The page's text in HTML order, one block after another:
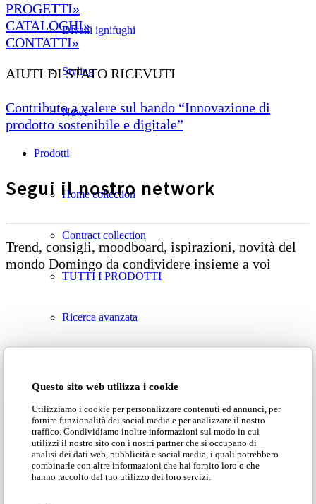
Questo sito web utilizza i cookie
Utilizziamo i cookie per personalizzare contenuti ed annunci, per
fornire funzionalità dei social media e per analizzare il nostro
traffico. Condividiamo inoltre informazioni sul modo in cui
utilizzi il nostro sito con i nostri partner che si occupano di
analisi dei dati web, pubblicità e social media, i quali potrebbero
combinarle con altre informazioni che hai fornito loro o che
hanno raccolto dal tuo utilizzo dei loro servizi.
Divani ignifughi
Styling
News
Prodotti
Home collection
Contract collection
TUTTI I PRODOTTI
Ricerca avanzata
Groove
Tracks
PROGETTI»
CATALOGHI»
CONTATTI»
AIUTI DI STATO RICEVUTI
Contributo a valere sul bando “Innovazione di
prodotto sostenibile e digitale”
Segui il nostro network
Trend, consigli, moodboard, ispirazioni, novità del
mondo Domingo da condividere insieme a voi
Domingo Salotti S.r.l. Str. della Romagna, 285 –
61121 Pesaro (PU) Italia
© Domingo | P. IVA 00165000415
Privacy Policy